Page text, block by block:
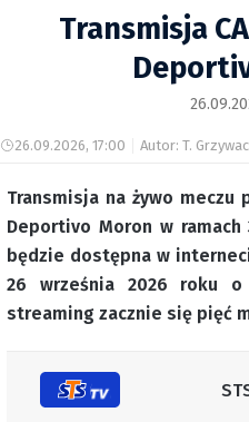
Transmisja
26.09.2026, 17:00 Autor: T.
Transmisja na żywo meczu
Deportivo Moron w
będzie dostępna w
26 września 2026 roku
streaming zacznie się pięć